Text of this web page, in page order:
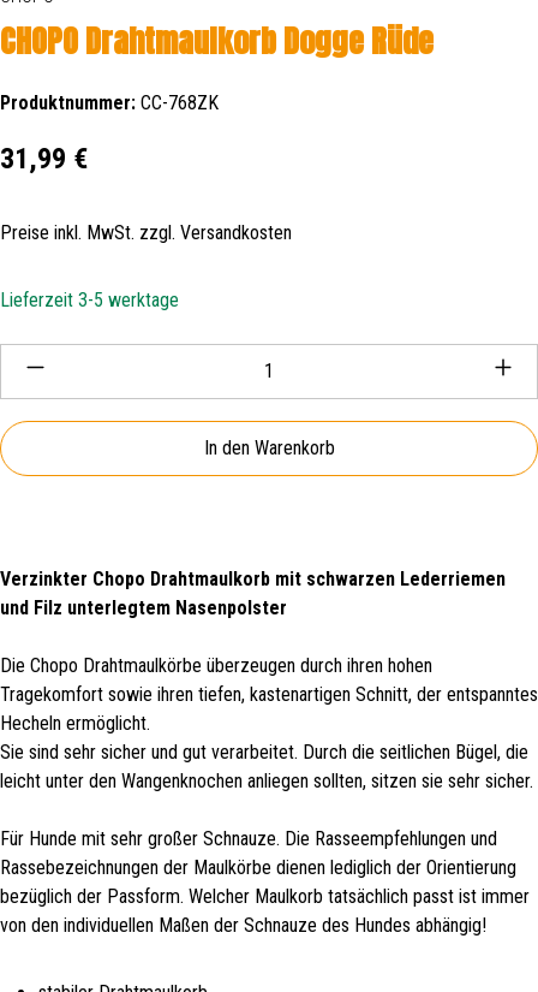
CHOPO Drahtmaulkorb Dogge Rüde
Produktnummer: CC-768ZK
Regulärer Preis:
31,99 €
Preise inkl. MwSt. zzgl. Versandkosten
Lieferzeit 3-5 werktage
Produkt Anzahl: Gib den gewünschten Wert ein oder
In den Warenkorb
Verzinkter Chopo Drahtmaulkorb mit schwarzen Lederriemen
und Filz unterlegtem Nasenpolster
Die Chopo Drahtmaulkörbe überzeugen durch ihren hohen
Tragekomfort sowie ihren tiefen, kastenartigen Schnitt, der entspanntes
Hecheln ermöglicht.
Sie sind sehr sicher und gut verarbeitet. Durch die seitlichen Bügel, die
leicht unter den Wangenknochen anliegen sollten, sitzen sie sehr sicher.
Für Hunde mit sehr großer Schnauze. Die Rasseempfehlungen und
Rassebezeichnungen der Maulkörbe dienen lediglich der Orientierung
bezüglich der Passform. Welcher Maulkorb tatsächlich passt ist immer
von den individuellen Maßen der Schnauze des Hundes abhängig!